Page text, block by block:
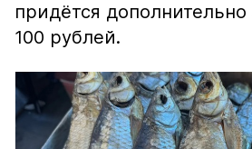
придётся дополнительно
100 рублей.